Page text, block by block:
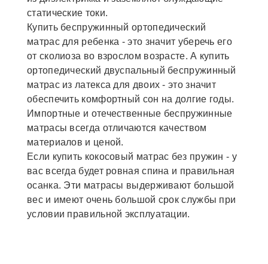
статические токи.
Купить беспружинный ортопедический
матрас для ребенка - это значит уберечь его
от сколиоза во взрослом возрасте. А купить
ортопедический двуспальный беспружинный
матрас из латекса для двоих - это значит
обеспечить комфортный сон на долгие годы.
Импортные и отечественные беспружинные
матрасы всегда отличаются качеством
материалов и ценой.
Если купить кокосовый матрас без пружин - у
вас всегда будет ровная спина и правильная
осанка. Эти матрасы выдерживают большой
вес и имеют очень большой срок службы при
условии правильной эксплуатации.